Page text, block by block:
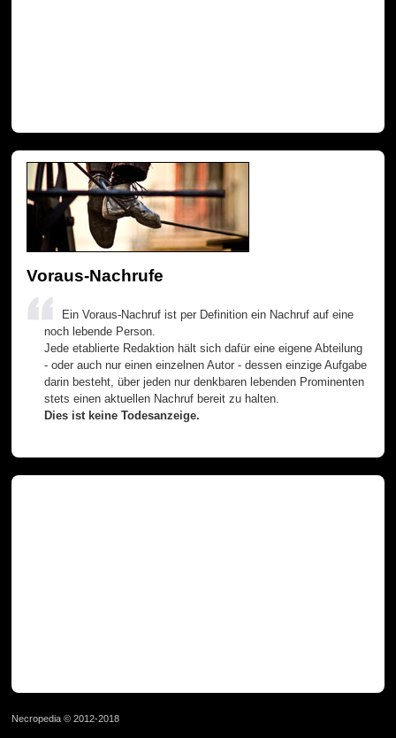
Voraus-Nachrufe
Ein Voraus-Nachruf ist per Definition ein Nachruf auf eine
noch lebende Person.
Jede etablierte Redaktion hält sich dafür eine eigene Abteilung
- oder auch nur einen einzelnen Autor - dessen einzige Aufgabe
darin besteht, über jeden nur denkbaren lebenden Prominenten
stets einen aktuellen Nachruf bereit zu halten.
Dies ist keine Todesanzeige.
Necropedia © 2012-2018